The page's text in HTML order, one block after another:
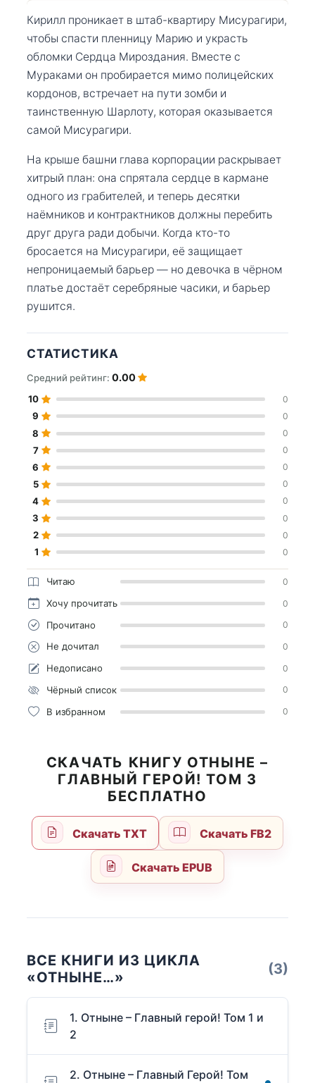
Кирилл проникает в штаб-квартиру Мисурагири,
чтобы спасти пленницу Марию и украсть
обломки Сердца Мироздания. Вместе с
Мураками он пробирается мимо полицейских
кордонов, встречает на пути зомби и
таинственную Шарлоту, которая оказывается
самой Мисурагири.
На крыше башни глава корпорации раскрывает
хитрый план: она спрятала сердце в кармане
одного из грабителей, и теперь десятки
наёмников и контрактников должны перебить
друг друга ради добычи. Когда кто-то
бросается на Мисурагири, её защищает
непроницаемый барьер — но девочка в чёрном
платье достаёт серебряные часики, и барьер
рушится.
СТАТИСТИКА
Средний рейтинг: 0.00
10 0
9 0
8 0
7 0
6 0
5 0
4 0
3 0
2 0
1 0
Читаю 0
Хочу прочитать 0
Прочитано 0
Не дочитал 0
Недописано 0
Чёрный список 0
В избранном 0
СКАЧАТЬ КНИГУ ОТНЫНЕ –
ГЛАВНЫЙ ГЕРОЙ! ТОМ 3
БЕСПЛАТНО
Скачать TXT Скачать FB2
Скачать EPUB
ВСЕ КНИГИ ИЗ ЦИКЛА
«ОТНЫНЕ…»
(3)
1. Отныне – Главный герой! Том 1 и
2
2. Отныне – Главный Герой! Том